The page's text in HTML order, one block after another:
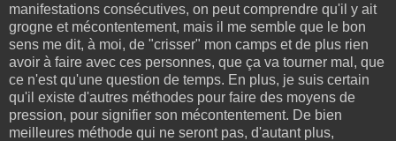
manifestations consécutives, on peut comprendre qu'il y ait
grogne et mécontentement, mais il me semble que le bon
sens me dit, à moi, de "crisser" mon camps et de plus rien
avoir à faire avec ces personnes, que ça va tourner mal, que
ce n'est qu'une question de temps. En plus, je suis certain
qu'il existe d'autres méthodes pour faire des moyens de
pression, pour signifier son mécontentement. De bien
meilleures méthode qui ne seront pas, d'autant plus,